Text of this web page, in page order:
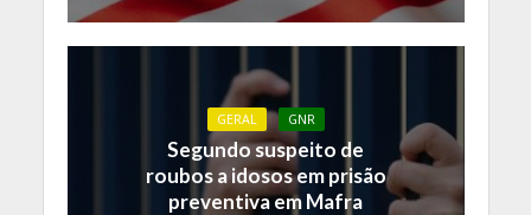
GERAL GNR
Segundo suspeito de
roubos a idosos em prisão
preventiva em Mafra